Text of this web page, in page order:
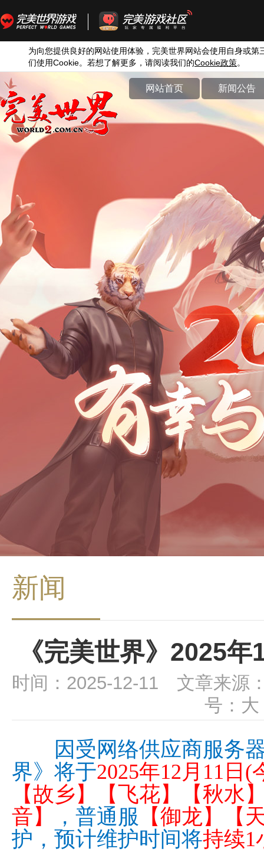
为向您提供良好的网站使用体验，完美世界网站会使用自身或第
们使用Cookie。若想了解更多，请阅读我们的Cookie政策。
网站首页 新闻公告
新闻
《完美世界》2025
时间：2025-12-11 文章来源
号： 大
因受网络供应商服务器
界》将于2025年12月11日(
【故乡】【飞花】【秋水
音】
，普通服 【御龙】【
护，预计维护时间将持续1